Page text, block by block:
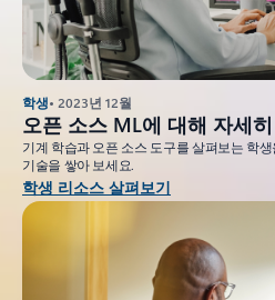
학생• 2023년 12월
오픈 소스 ML에 대해 자세
기계 학습과 오픈 소스 도구를 살펴보는 학
기술을 쌓아 보세요.
학생 리소스 살펴보기